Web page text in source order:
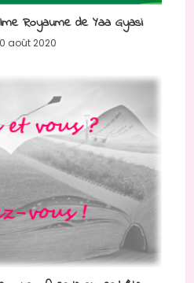
Royaume de Yaa Gyasi
août 2020